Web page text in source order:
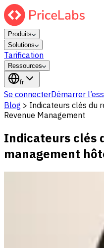
Produits
Solutions
Tarification
Ressources
fr
Se connecterDémarrer
Blog > Indicateurs clés du
Revenue Management
Indicateurs clés
management